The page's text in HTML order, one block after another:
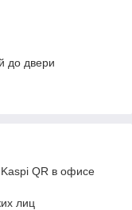
до двери
QR в офисе
лиц